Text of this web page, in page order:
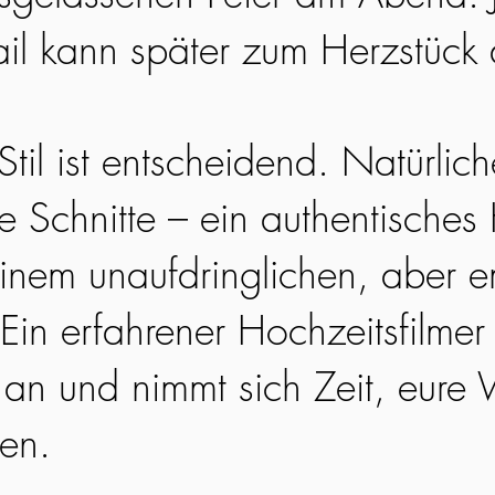
kann später zum Herzstück
ist entscheidend.
Schnitte – ein
unaufdringlichen, aber
erfahrener
und nimmt sich Zeit, eure